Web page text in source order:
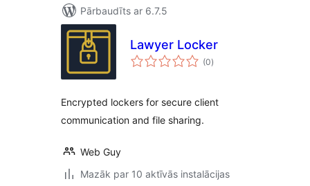
Pārbaudīts ar 6.7.5
Lawyer Locker
(0vērtējumu
kopsumma
)
Encrypted lockers for secure client
communication and file sharing.
Web Guy
Mazāk par 10 aktīvās instalācijas